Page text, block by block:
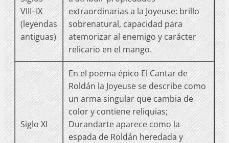
VIII–IX
(leyendas
antiguas)
extraordinarias a la Joyeuse: brillo
sobrenatural, capacidad para
atemorizar al enemigo y carácter
relicario en el mango.
Siglo XI
En el poema épico El Cantar de
Roldán la Joyeuse se describe como
un arma singular que cambia de
color y contiene reliquias;
Durandarte aparece como la
espada de Roldán heredada y